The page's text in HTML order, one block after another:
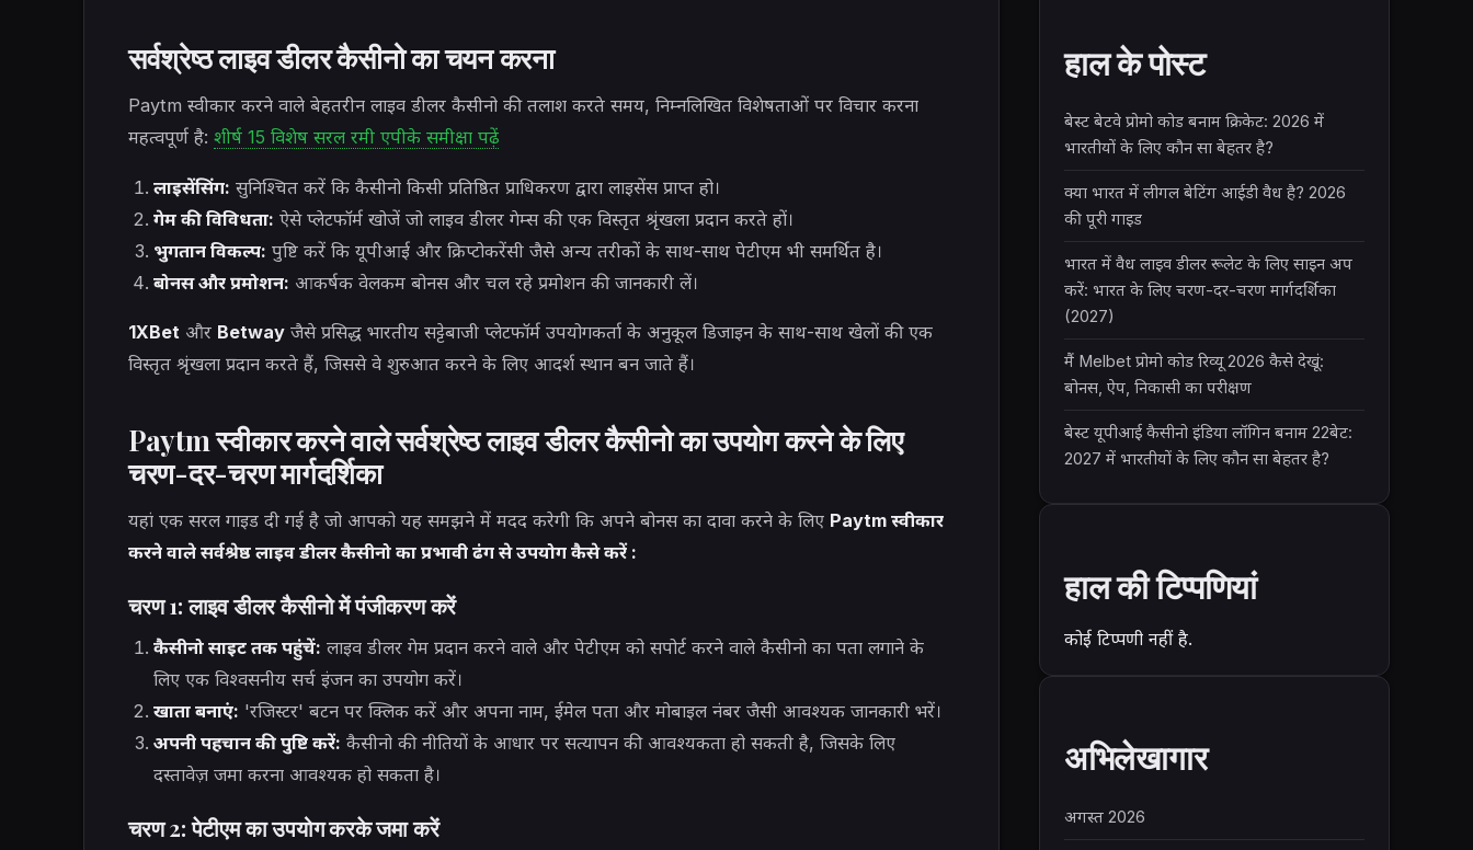
सर्वश्रेष्ठ लाइव डीलर कैसीनो का चयन करना
Paytm स्वीकार करने वाले बेहतरीन लाइव डीलर कैसीनो की तलाश करते समय, निम्नलिखित विशेषताओं पर विचार करना
महत्वपूर्ण है: शीर्ष 15 विशेष सरल रमी एपीके समीक्षा पढ़ें
लाइसेंसिंग: सुनिश्चित करें कि कैसीनो किसी प्रतिष्ठित प्राधिकरण द्वारा लाइसेंस प्राप्त हो।
गेम की विविधता: ऐसे प्लेटफॉर्म खोजें जो लाइव डीलर गेम्स की एक विस्तृत श्रृंखला प्रदान करते हों।
भुगतान विकल्प: पुष्टि करें कि यूपीआई और क्रिप्टोकरेंसी जैसे अन्य तरीकों के साथ-साथ पेटीएम भी समर्थित है।
बोनस और प्रमोशन: आकर्षक वेलकम बोनस और चल रहे प्रमोशन की जानकारी लें।
1XBet और Betway जैसे प्रसिद्ध भारतीय सट्टेबाजी प्लेटफॉर्म उपयोगकर्ता के अनुकूल डिजाइन के साथ-साथ खेलों की एक
विस्तृत श्रृंखला प्रदान करते हैं, जिससे वे शुरुआत करने के लिए आदर्श स्थान बन जाते हैं।
Paytm स्वीकार करने वाले सर्वश्रेष्ठ लाइव डीलर कैसीनो का उपयोग करने के लिए
चरण-दर-चरण मार्गदर्शिका
यहां एक सरल गाइड दी गई है जो आपको यह समझने में मदद करेगी कि अपने बोनस का दावा करने के लिए Paytm स्वीकार
करने वाले सर्वश्रेष्ठ लाइव डीलर कैसीनो का प्रभावी ढंग से उपयोग कैसे करें :
चरण 1: लाइव डीलर कैसीनो में पंजीकरण करें
कैसीनो साइट तक पहुंचें: लाइव डीलर गेम प्रदान करने वाले और पेटीएम को सपोर्ट करने वाले कैसीनो का पता लगाने के
लिए एक विश्वसनीय सर्च इंजन का उपयोग करें।
खाता बनाएं: 'रजिस्टर' बटन पर क्लिक करें और अपना नाम, ईमेल पता और मोबाइल नंबर जैसी आवश्यक जानकारी भरें।
अपनी पहचान की पुष्टि करें: कैसीनो की नीतियों के आधार पर सत्यापन की आवश्यकता हो सकती है, जिसके लिए
दस्तावेज़ जमा करना आवश्यक हो सकता है।
चरण 2: पेटीएम का उपयोग करके जमा करें
हाल के पोस्ट
बेस्ट बेटवे प्रोमो कोड बनाम क्रिकेट: 2026 में
भारतीयों के लिए कौन सा बेहतर है?
क्या भारत में लीगल बेटिंग आईडी वैध है? 2026
की पूरी गाइड
भारत में वैध लाइव डीलर रूलेट के लिए साइन अप
करें: भारत के लिए चरण-दर-चरण मार्गदर्शिका
(2027)
मैं Melbet प्रोमो कोड रिव्यू 2026 कैसे देखूं:
बोनस, ऐप, निकासी का परीक्षण
बेस्ट यूपीआई कैसीनो इंडिया लॉगिन बनाम 22बेट:
2027 में भारतीयों के लिए कौन सा बेहतर है?
हाल की टिप्पणियां
कोई टिप्पणी नहीं है.
अभिलेखागार
अगस्त 2026